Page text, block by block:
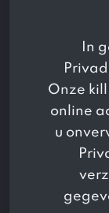
In
Onze
online
u